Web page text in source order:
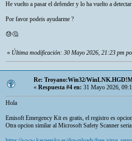
He vuelto a pasar el defender y lo ha vuelto a
Por favor podeis ayudarme ?
😓🤔
« Última modificación: 30 Mayo 2026, 21:23 pm
Re: Troyano:Win32/
«Respuesta #4 en:31 Mayo 2026,
Hola
Emisoft Emergency Kit es gratis, el registro es
Otra opcion similar al Microsoft Safety Scanner